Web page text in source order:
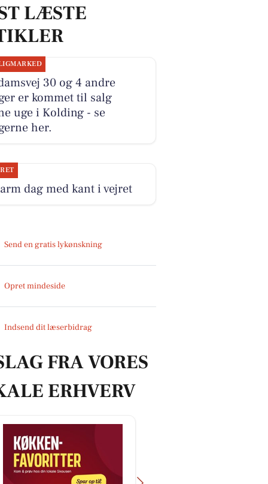
LÆSTE
30 og 4 andre
er kommet til salg
uge i Kolding - se
her.
dag med kant i vejret
Send en gratis lykønskning
Opret mindeside
Indsend dit læserbidrag
FRA VORES
ERHVERV